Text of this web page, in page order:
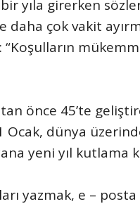
yıla girerken
daha çok vakit
“Koşulların
önce 45’te
Ocak, dünya
yeni yıl kutlama
yazmak, e – posta